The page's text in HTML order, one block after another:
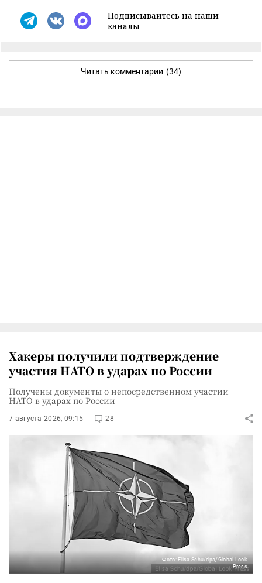
Подписывайтесь на наши
каналы
Читать комментарии (34)
Хакеры получили подтверждение
участия НАТО в ударах по России
Получены документы о непосредственном участии
НАТО в ударах по России
7 августа 2026, 09:15 28
Фото: Elisa Schu/dpa/Global Look
Press